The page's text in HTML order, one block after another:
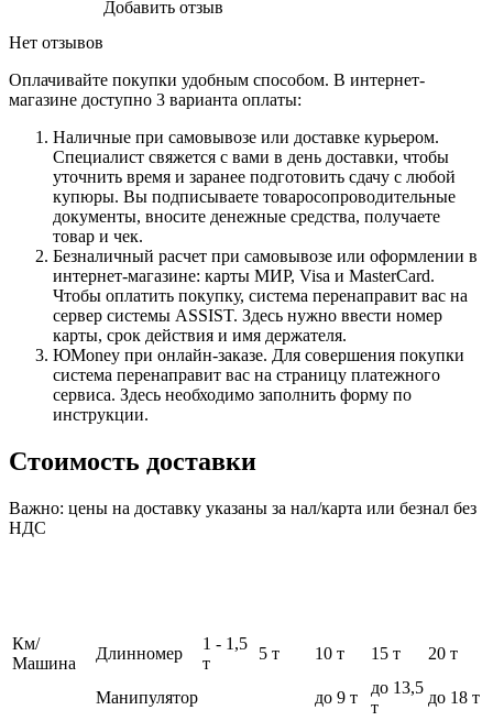
Нет отзывов
Добавить отзыв
Оплачивайте покупки удобным способом. В интернет-
магазине доступно 3 варианта оплаты:
Наличные при самовывозе или доставке курьером.
Специалист свяжется с вами в день доставки, чтобы
уточнить время и заранее подготовить сдачу с любой
купюры. Вы подписываете товаросопроводительные
документы, вносите денежные средства, получаете
товар и чек.
Безналичный расчет при самовывозе или оформлении в
интернет-магазине: карты МИР, Visa и MasterCard.
Чтобы оплатить покупку, система перенаправит вас на
сервер системы ASSIST. Здесь нужно ввести номер
карты, срок действия и имя держателя.
ЮMoney при онлайн-заказе. Для совершения покупки
система перенаправит вас на страницу платежного
сервиса. Здесь необходимо заполнить форму по
инструкции.
Стоимость доставки
Важно: цены на доставку указаны за нал/карта или безнал без
НДС
Км/
Машина
Длинномер
1 - 1,5
т
5 т 10 т 15 т 20 т
Манипулятор до 9 т
до 13,5
т
до 18 т